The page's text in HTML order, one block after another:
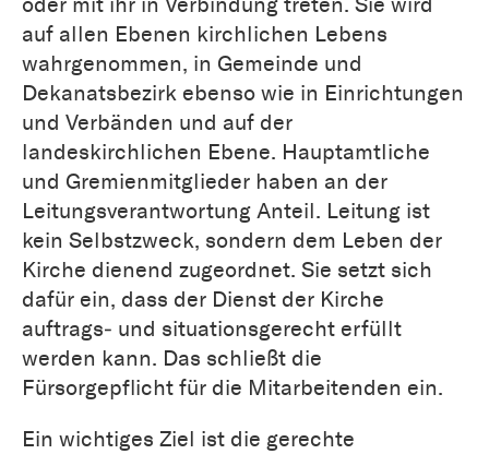
auf allen Ebenen kirchlichen Lebens
wahrgenommen, in Gemeinde und
Dekanatsbezirk ebenso wie in Einrichtungen
und Verbänden und auf der
landeskirchlichen Ebene. Hauptamtliche
und Gremienmitglieder haben an der
Leitungsverantwortung Anteil. Leitung ist
kein Selbstzweck, sondern dem Leben der
Kirche dienend zugeordnet. Sie setzt sich
dafür ein, dass der Dienst der Kirche
auftrags‐ und situationsgerecht erfüllt
werden kann. Das schließt die
Fürsorgepflicht für die Mitarbeitenden ein.
Ein wichtiges Ziel ist die gerechte